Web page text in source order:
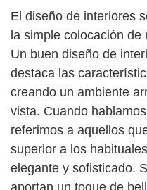
El diseño de interiores
la simple colocación
Un buen diseño de
destaca las
creando un ambiente
vista. Cuando
referimos a aquellos
superior a los
elegante y sofisticado.